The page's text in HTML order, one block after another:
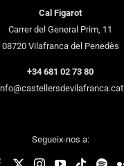
Cal Figarot
Carrer del General Prim, 11
08720 Vilafranca del Penedès
+34 681 02 73 80
Segueix-nos a: